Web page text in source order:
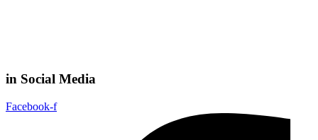
in Social Media
Facebook-f